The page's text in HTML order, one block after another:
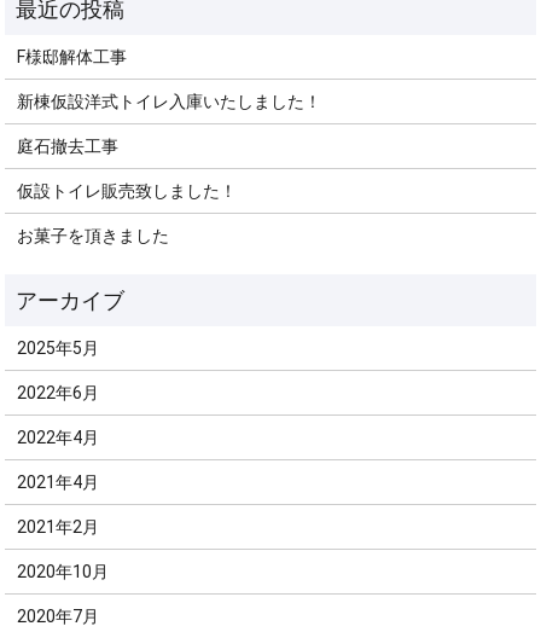
F様邸解体工事
新棟仮設洋式トイレ入庫いたしました！
庭石撤去工事
仮設トイレ販売致しました！
お菓子を頂きました
2025年5月
2022年6月
2022年4月
2021年4月
2021年2月
2020年10月
2020年7月